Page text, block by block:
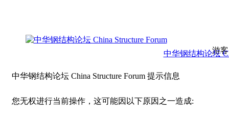
游
中华钢结构论坛
中华钢结构论坛 China Structure Forum 提示信息
您无权进行当前操作，这可能因以下原因之一造成: